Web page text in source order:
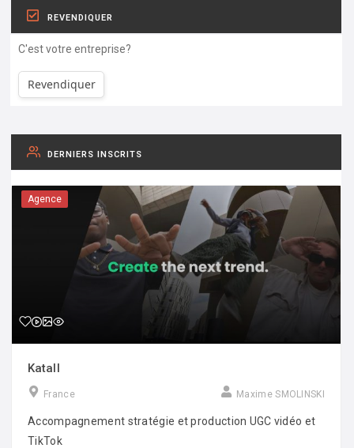
REVENDIQUER
C'est votre entreprise?
Revendiquer
DERNIERS INSCRITS
Agence
Katall
France Maxime SMOLINSKI
Accompagnement stratégie et production UGC vidéo et
TikTok